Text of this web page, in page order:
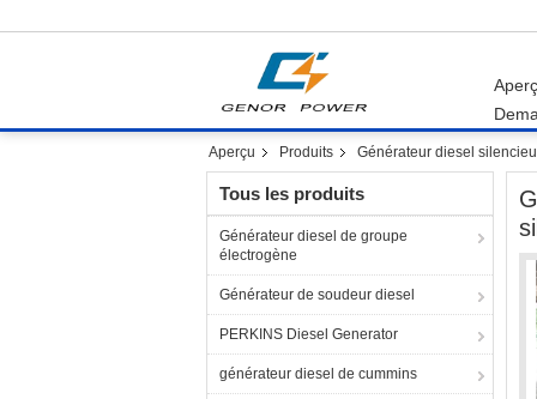
Aperçu Produits Générateur diesel
Tous les produits
Générateur diesel de groupe
électrogène
Générateur de soudeur diesel
PERKINS Diesel Generator
générateur diesel de cummins